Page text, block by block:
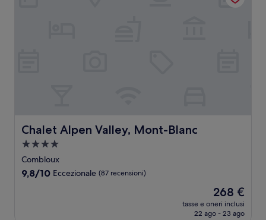
Chalet Alpen Valley, Mont-Blanc
Chalet Alpen Valley, Mont-Blanc
Struttura
a
4.0
Combloux
9.8
9,8/10 Eccezionale (87 recensioni)
Il
prezzo
attuale
268 €
tasse e oneri inclusi
22 ago - 23 ago